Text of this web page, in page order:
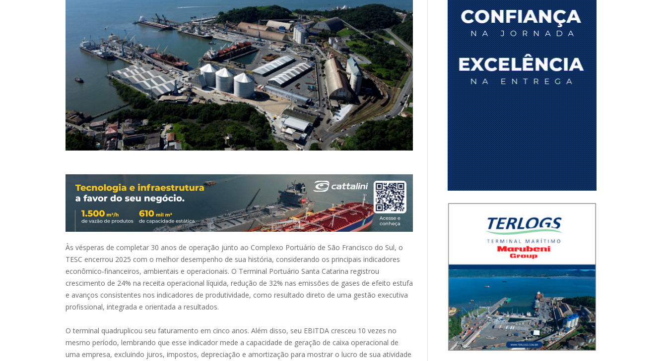
Às vésperas de completar 30 anos de operação junto ao Complexo Portuário de São Francisco do Sul, o
TESC encerrou 2025 com o melhor desempenho de sua história, considerando os principais indicadores
econômico-financeiros, ambientais e operacionais. O Terminal Portuário Santa Catarina registrou
crescimento de 24% na receita operacional líquida, redução de 32% nas emissões de gases de efeito estufa
e avanços consistentes nos indicadores de produtividade, como resultado direto de uma gestão executiva
profissional, integrada e orientada a resultados.
O terminal quadruplicou seu faturamento em cinco anos. Além disso, seu EBITDA cresceu 10 vezes no
mesmo período, lembrando que esse indicador mede a capacidade de geração de caixa operacional de
uma empresa, excluindo juros, impostos, depreciação e amortização para mostrar o lucro de sua atividade